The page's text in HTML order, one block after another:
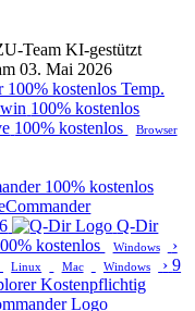
Team KI-gestützt
03. Mai 2026
100% kostenlos Temp.
100% kostenlos
100% kostenlos Browser
100% kostenlos
6
Q-Dir
kostenlos Windows
›
Linux Mac Windows › 9
Kostenpflichtig